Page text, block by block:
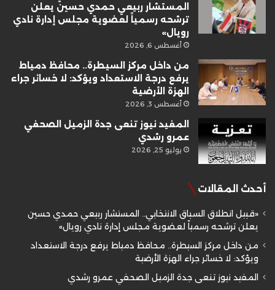
المستشار ربيعي حمدي حسين يعلن
ترشحه رسمياً لعضوية مجلس إدارة نادي
رويال»
أغسطس 6, 2026
من داخل مركز السيطرة.. محافظ دمياط
يرفع درجة الاستعداد ويؤكد: لا خسائر جراء
الهزة الأرضية
أغسطس 3, 2026
المفيد نيوز تنعى جدة الزميل الصحفي
عمرو رشدي
يوليو 25, 2026
أحدث المقالات
«قبيل انطلاق السباق الانتخابي.. المستشار ربيعي حمدي حسين
يعلن ترشحه رسمياً لعضوية مجلس إدارة نادي رويال»
من داخل مركز السيطرة.. محافظ دمياط يرفع درجة الاستعداد
ويؤكد: لا خسائر جراء الهزة الأرضية
المفيد نيوز تنعى جدة الزميل الصحفي عمرو رشدي